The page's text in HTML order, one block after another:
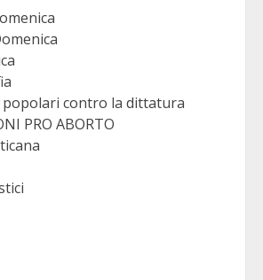
contro la dittatura
PRO ABORTO